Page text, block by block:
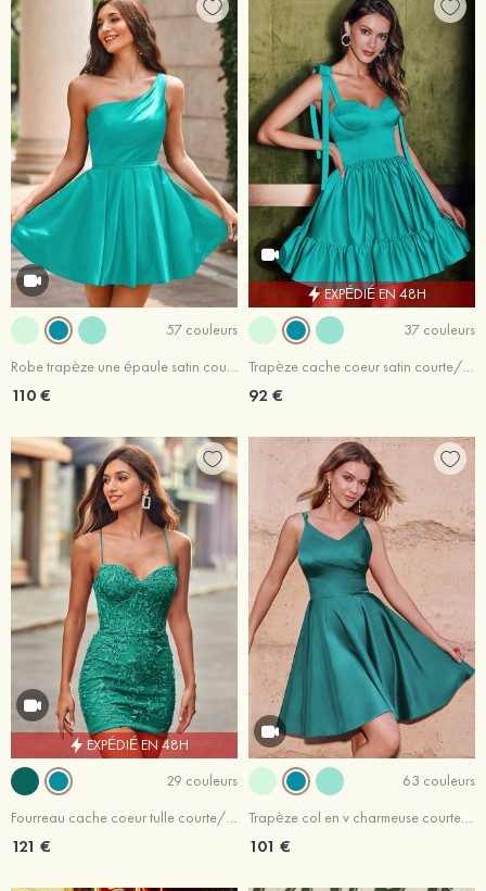
57 couleurs
110 €
EXPÉDIÉ EN 48H
37 couleurs
92 €
EXPÉDIÉ EN 48H
29 couleurs
Fourreau cache coeur tulle courte/mini robe de fête de la rentrée
121 €
63 couleurs
Trapèze col en v charmeuse courte/mini robe de fête de la rentrée avec plissé
101 €